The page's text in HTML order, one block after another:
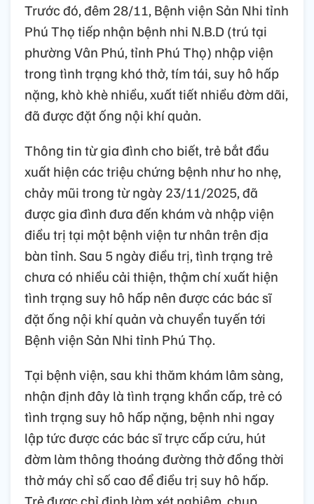
Trước đó, đêm 28/11, Bệnh viện Sản Nhi tỉnh
Phú Thọ tiếp nhận bệnh nhi N.B.D (trú tại
phường Vân Phú, tỉnh Phú Thọ) nhập viện
trong tình trạng khó thở, tím tái, suy hô hấp
nặng, khò khè nhiều, xuất tiết nhiều đờm dãi,
đã được đặt ống nội khí quản.
Thông tin từ gia đình cho biết, trẻ bắt đầu
xuất hiện các triệu chứng bệnh như ho nhẹ,
chảy mũi trong từ ngày 23/11/2025, đã
được gia đình đưa đến khám và nhập viện
điều trị tại một bệnh viện tư nhân trên địa
bàn tỉnh. Sau 5 ngày điều trị, tình trạng trẻ
chưa có nhiều cải thiện, thậm chí xuất hiện
tình trạng suy hô hấp nên được các bác sĩ
đặt ống nội khí quản và chuyển tuyến tới
Bệnh viện Sản Nhi tỉnh Phú Thọ.
Tại bệnh viện, sau khi thăm khám lâm sàng,
nhận định đây là tình trạng khẩn cấp, trẻ có
tình trạng suy hô hấp nặng, bệnh nhi ngay
lập tức được các bác sĩ trực cấp cứu, hút
đờm làm thông thoáng đường thở đồng thời
thở máy chỉ số cao để điều trị suy hô hấp.